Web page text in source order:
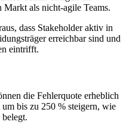
als nicht-agile Teams.
dass Stakeholder aktiv in
erreichbar sind und
eintrifft.
die Fehlerquote erheblich
bis zu 250 % steigern, wie